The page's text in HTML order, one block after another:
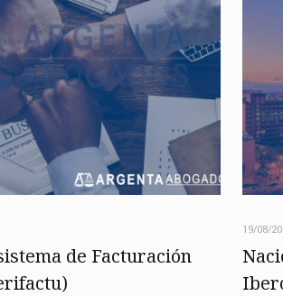
de Facturación
19/08/